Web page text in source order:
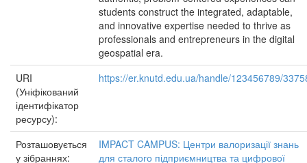
students construct the integrated, adaptable,
and innovative expertise needed to thrive as
professionals and entrepreneurs in the digital
geospatial era.
URI
(Уніфікований
ідентифікатор
ресурсу):
https://er.knutd.edu.ua/handle/123456789/
Розташовується
у зібраннях:
IMPACT CAMPUS: Центри валоризації знань
для сталого підприємництва та цифрової